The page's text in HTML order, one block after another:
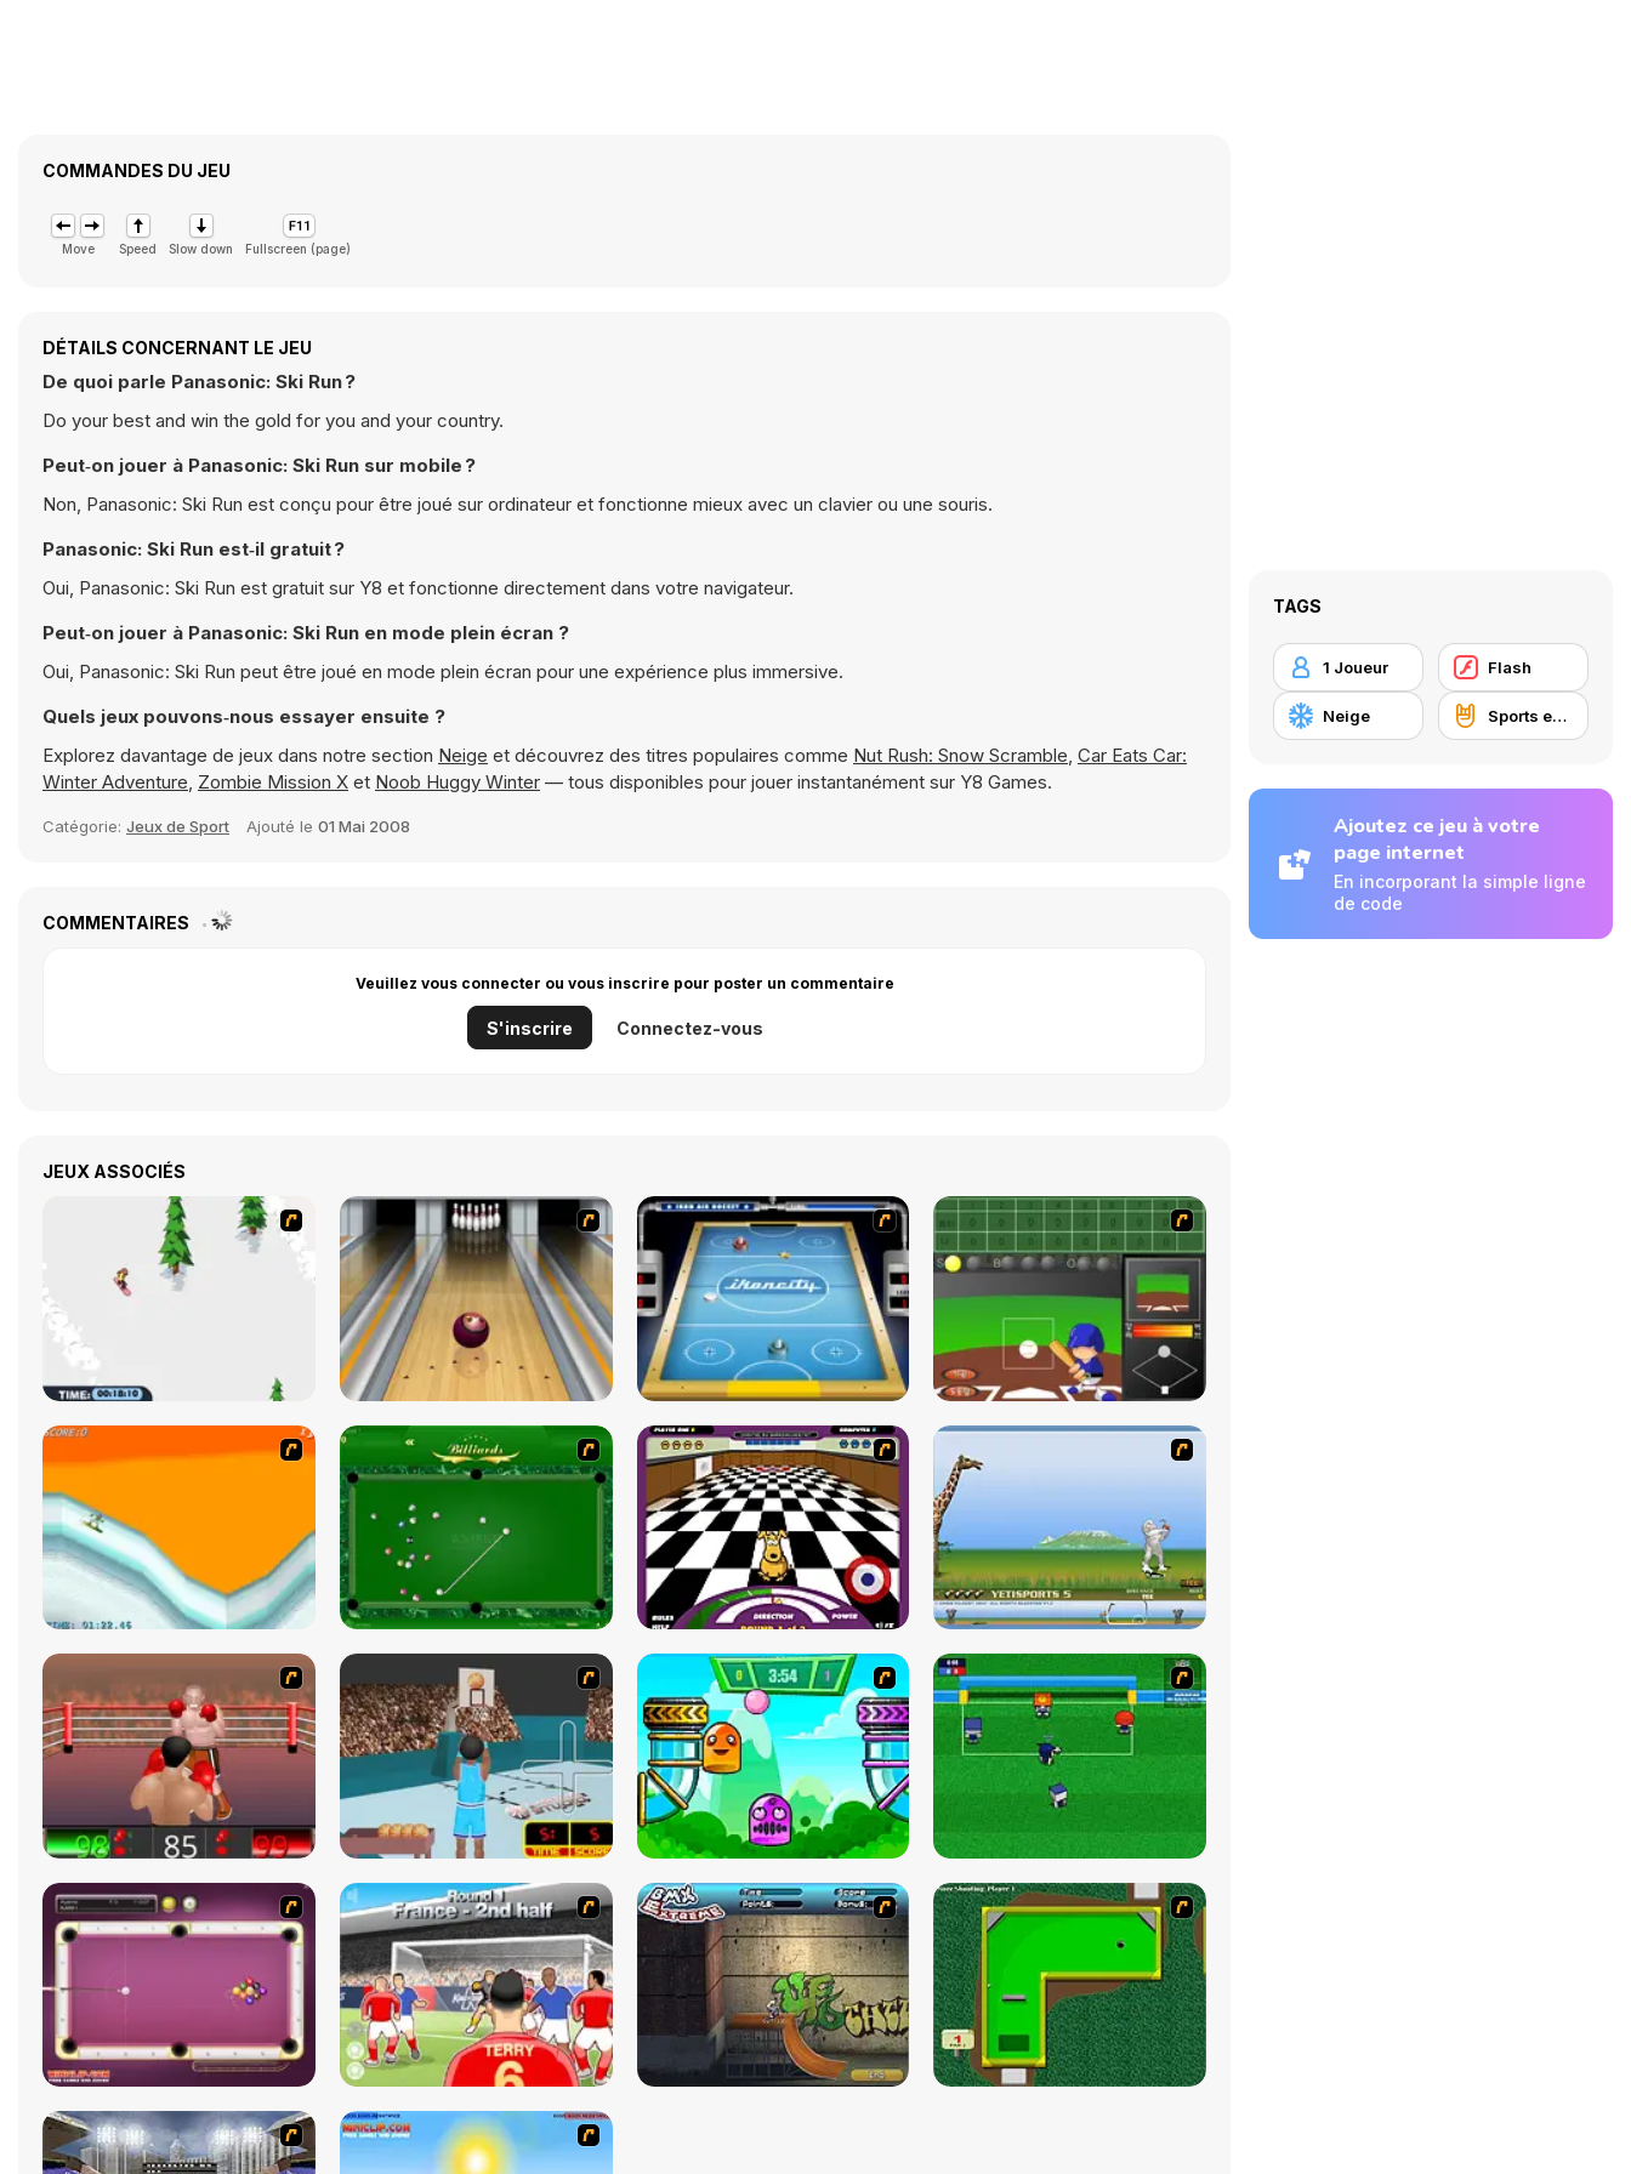
COMMANDES DU JEU
Move Speed Slow down Fullscreen (page)
DÉTAILS CONCERNANT LE JEU
De quoi parle Panasonic: Ski Run ?
Do your best and win the gold for you and your country.
Peut‑on jouer à Panasonic: Ski Run sur mobile ?
Non, Panasonic: Ski Run est conçu pour être joué sur ordinateur et fonctionne mieux avec un clavier ou une souris.
Panasonic: Ski Run est‑il gratuit ?
Oui, Panasonic: Ski Run est gratuit sur Y8 et fonctionne directement dans votre navigateur.
Peut‑on jouer à Panasonic: Ski Run en mode plein écran ?
Oui, Panasonic: Ski Run peut être joué en mode plein écran pour une expérience plus immersive.
Quels jeux pouvons‑nous essayer ensuite ?
Explorez davantage de jeux dans notre section Neige et découvrez des titres populaires comme Nut Rush: Snow Scramble, Car Eats Car:
Winter Adventure, Zombie Mission X et Noob Huggy Winter — tous disponibles pour jouer instantanément sur Y8 Games.
Catégorie: Jeux de Sport Ajouté le 01 Mai 2008
COMMENTAIRES
Veuillez vous connecter ou vous inscrire pour poster un commentaire
S'inscrire Connectez-vous
JEUX ASSOCIÉS
TAGS
1 Joueur Flash
Neige Sports extrêmes
Ajoutez ce jeu à votre
page internet
En incorporant la simple ligne
de code